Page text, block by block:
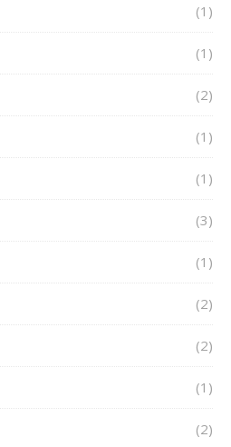
(1)
(1)
(2)
(1)
(1)
(3)
(1)
(2)
(2)
(1)
(2)